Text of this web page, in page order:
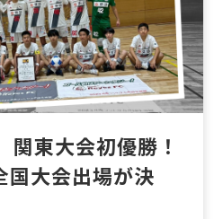
東大会初優勝！
国大会出場が決